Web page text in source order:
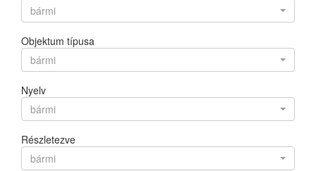
bármi
Objektum típusa
bármi
Nyelv
bármi
Részletezve
bármi